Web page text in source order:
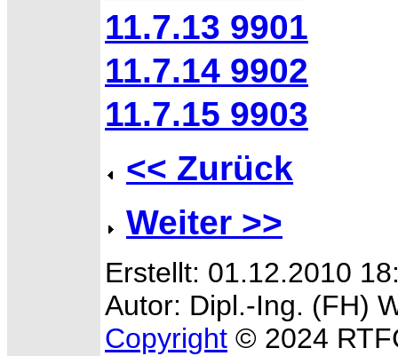
11.7.13 9901
11.7.14 9902
11.7.15 9903
<< Zurück
Weiter >>
Erstellt: 01.12.2010
Autor: Dipl.-Ing. (FH)
Copyright © 2024